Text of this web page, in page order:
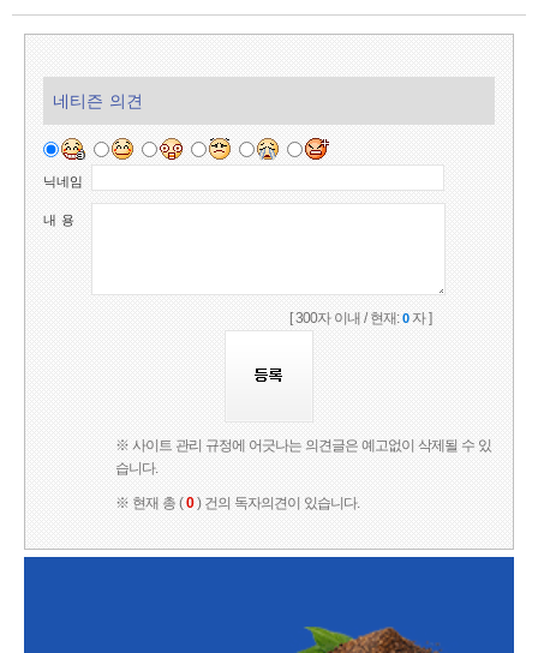
네티즌 의견
닉네임
내 용
[ 300자 이내 / 현재:0자 ]
※ 사이트 관리 규정에 어긋나는 의견글은 예고없이 삭제될 수 있
습니다.
※ 현재 총 (0) 건의 독자의견이 있습니다.